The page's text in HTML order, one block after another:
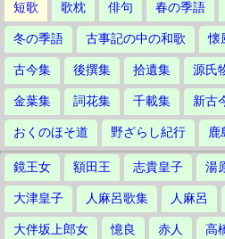
短歌 歌枕 俳句 春の季語
冬の季語 古事記の中の和歌 懐
古今集 後撰集 拾遺集 源氏
金葉集 詞花集 千載集 新古
おくのほそ道 野ざらし紀行 鹿
鏡王女 額田王 志貴皇子 湯
大津皇子 人麻呂歌集 人麻呂
大伴坂上郎女 憶良 赤人 高